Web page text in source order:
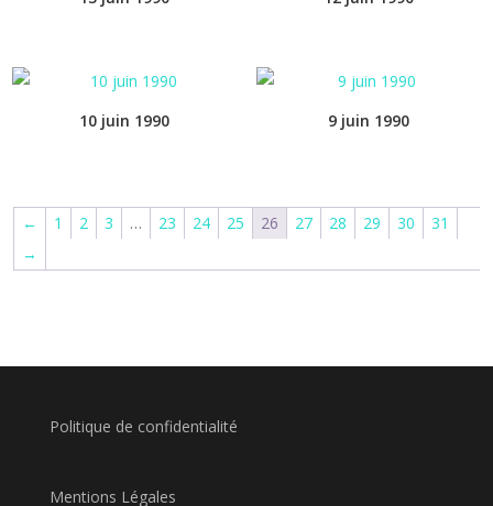
10 juin 1990 9 juin 1990
← 1 2 3 … 23 24 25 26 27 28 29 30
31
→
Politique de confidentialité
Mentions Légales